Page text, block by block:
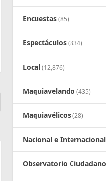
Encuestas(85)
Espectáculos(834)
Local(12,876)
Maquiavelando (435)
Maquiavélicos(28)
Nacional e Internacional
Observatorio Ciudadano